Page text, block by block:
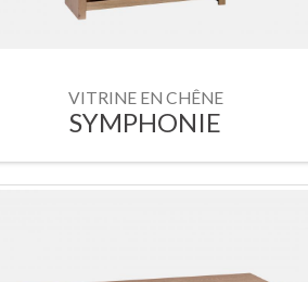
VITRINE EN CHÊNE
SYMPHONIE